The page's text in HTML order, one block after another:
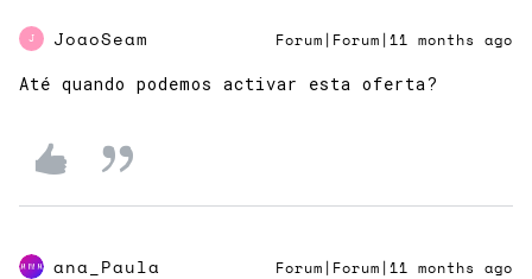
J JoaoSeam Forum|Forum|11 months ago
Até quando podemos activar esta oferta?
ana_Paula Forum|Forum|11 months ago